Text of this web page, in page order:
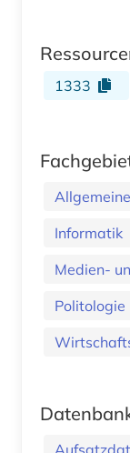
1333
Informatik
Medien-
Politologie